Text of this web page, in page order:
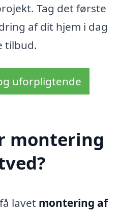
Tag det første
af dit hjem i dag
tilbud.
uforpligtende
montering
lavet montering af